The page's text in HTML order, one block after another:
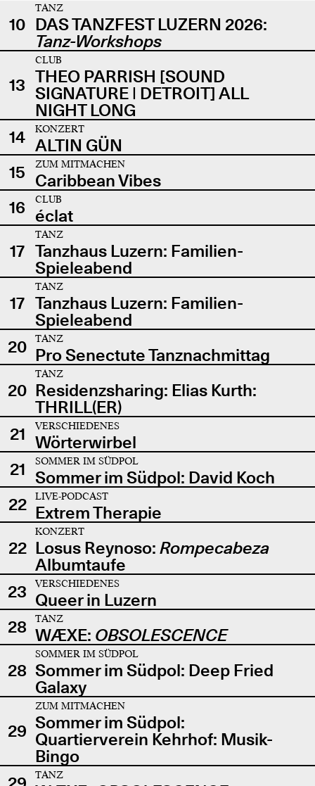
10
TANZ
DAS TANZFEST LUZERN 2026:
Tanz-Workshops
13
CLUB
THEO PARRISH [SOUND
SIGNATURE | DETROIT] ALL
NIGHT LONG
14
KONZERT
ALTIN GÜN
15
ZUM MITMACHEN
Caribbean Vibes
16
CLUB
éclat
17
TANZ
Tanzhaus Luzern: Familien-
Spieleabend
17
TANZ
Tanzhaus Luzern: Familien-
Spieleabend
20
TANZ
Pro Senectute Tanznachmittag
20
TANZ
Residenzsharing: Elias Kurth:
THRILL(ER)
21
VERSCHIEDENES
Wörterwirbel
21
SOMMER IM SÜDPOL
Sommer im Südpol: David Koch
22
LIVE-PODCAST
Extrem Therapie
22
KONZERT
Losus Reynoso: Rompecabeza
Albumtaufe
23
VERSCHIEDENES
Queer in Luzern
28
TANZ
WÆXE: OBSOLESCENCE
28
SOMMER IM SÜDPOL
Sommer im Südpol: Deep Fried
Galaxy
29
ZUM MITMACHEN
Sommer im Südpol:
Quartierverein Kehrhof: Musik-
Bingo
TANZ